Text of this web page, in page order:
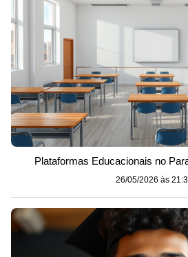
Plataformas Educacionais no
26/05/2026 às